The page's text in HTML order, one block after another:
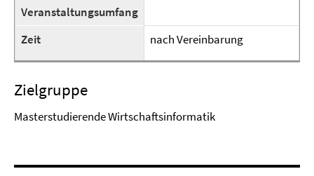
Veranstaltungsumfang
Zeit
nach Vereinbarung
Zielgruppe
Masterstudierende Wirtschaftsinformatik